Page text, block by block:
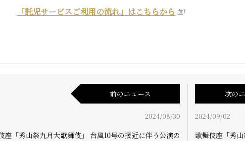
「託児サービスご利用の流れ」はこちらから
前のニュース
2024/08/30
座「秀山祭九月大歌舞伎」 台風10号の接近に伴う公演の
次の
2024/09/02
歌舞伎座「秀